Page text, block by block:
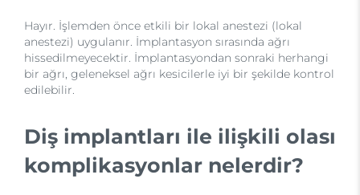
Hayır. İşlemden önce etkili bir lokal anestezi (lokal
anestezi) uygulanır. İmplantasyon sırasında ağrı
hissedilmeyecektir. İmplantasyondan sonraki herhangi
bir ağrı, geleneksel ağrı kesicilerle iyi bir şekilde kontrol
edilebilir.
Diş implantları ile ilişkili olası
komplikasyonlar nelerdir?